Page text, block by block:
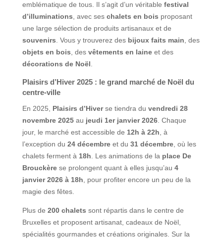
emblématique de tous. Il s’agit d’un véritable festival
d’illuminations , avec ses chalets en bois proposant
une large sélection de produits artisanaux et de
souvenirs . Vous y trouverez des bijoux faits main , des
objets en bois , des vêtements en laineet des
décorations de Noël
Plaisirs d’Hiver 2025 : le grand marché de Noël du
centre-ville
En 2025, Plaisirs d’Hiverse tiendra du vendredi 28
novembre 2025au jeudi 1er janvier 2026. Chaque
jour, le marché est accessible de 12h à 22h , à
l’exception du 24 décembreet du 31 décembre, où les
chalets ferment à 18h . Les animations de la place De
Brouckèrese prolongent quant à elles jusqu’au 4
janvier 2026 à 18h , pour profiter encore un peu de la
magie des fêtes.
Plus de 200 chalets sont répartis dans le centre de
Bruxelles et proposent artisanat, cadeaux de Noël,
spécialités gourmandes et créations originales. Sur la